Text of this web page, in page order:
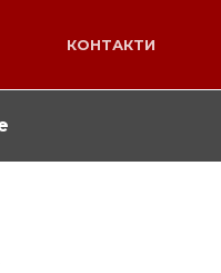
КОНТАКТИ